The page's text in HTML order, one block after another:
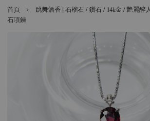
首頁 ›
跳舞酒香 | 石榴石 / 鑽石 / 14k金 / 艷麗醉
石項鍊